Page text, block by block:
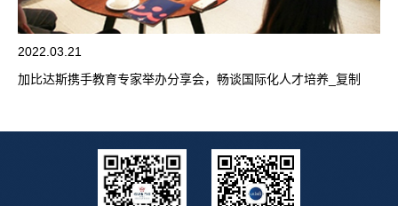
2022.03.21
加比达斯携手教育专家举办分享会，畅谈国际化人才培养_复制